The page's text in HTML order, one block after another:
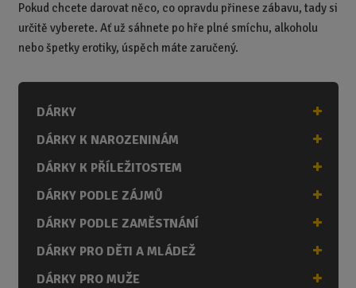
Pokud chcete darovat něco, co opravdu přinese zábavu, tady si
určitě vyberete. Ať už sáhnete po hře plné smíchu, alkoholu
nebo špetky erotiky, úspěch máte zaručený.
DÁRKY
DÁRKY K NAROZENINÁM
DÁRKY K PŘÍLEŽITOSTEM
DÁRKY PODLE ZÁJMŮ
DÁRKY PODLE ZAMĚSTNÁNÍ
DÁRKY PRO DĚTI A MLÁDEŽ
DÁRKY PRO MUŽE